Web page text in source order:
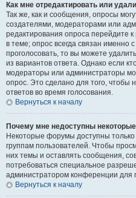
Как мне отредактировать или
Так же, как и сообщения, опросы
создателями, модераторами или
редактирования опроса перейдите
в теме; опрос всегда связан именно
проголосовать, то вы можете
из вариантов ответа. Однако если
модераторы или администраторы
опрос. Это сделано для того, чтобы
ответов во время голосования.
Вернуться к началу
Почему мне недоступны
Некоторые форумы доступны
группам пользователей. Чтобы
них темы и оставлять сообщения,
потребоваться специальное
администратором конференции для
Вернуться к началу